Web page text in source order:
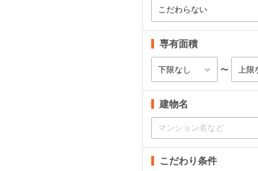
専有面積
〜
建物名
こだわり条件